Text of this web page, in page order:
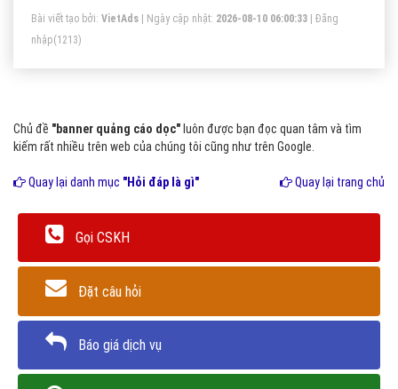
Bài viết tạo bởi: VietAds | Ngày cập nhật: 2026-08-10 06:00:33
Đăng
nhập(1213)
Chủ đề "banner quảng cáo dọc" luôn được bạn đọc quan tâm và tìm
kiếm rất nhiều trên web của chúng tôi cũng như trên Google.
Quay lại danh mục "Hỏi đáp là gì" Quay lại trang chủ
Gọi CSKH
Đặt câu hỏi
Báo giá dịch vụ